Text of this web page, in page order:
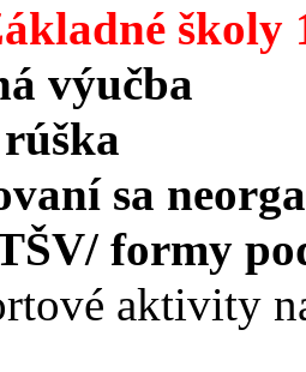
školy
výučba
sa
formy
aktivity na